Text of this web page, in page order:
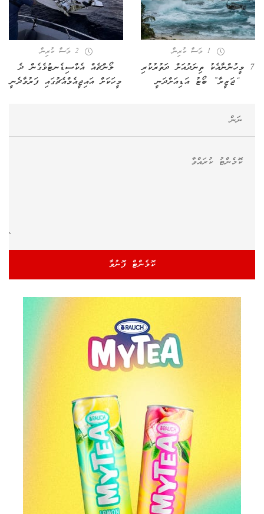
1 މަސް ކުރިން
7 މީހުންނާއެކު ތިނަދުއަށް ދަތުރުކުރި
“ޖަޒީރާ” ބޯޓު އަޑިއަށްދަނީ
2 މަސް ކުރިން
ލޯންޗެއް އެކްސިޑެނޓުވެގެން ދެ
މީހަކަށް އައިޖީއެމްއެޗުގައި ފަރުވާދެނީ